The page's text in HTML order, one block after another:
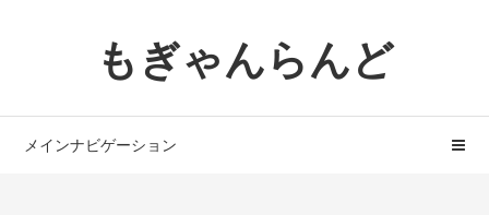
ョ
へ
もぎゃんらんど
メインナビゲーション